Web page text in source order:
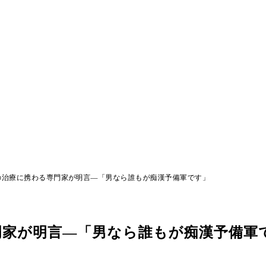
療に携わる専門家が明言―「男なら誰もが痴漢予備軍です」
が明言―「男なら誰もが痴漢予備軍